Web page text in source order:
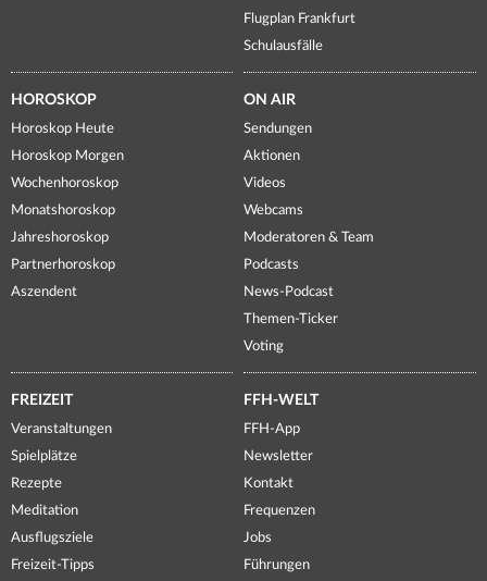
Flugplan Frankfurt
Schulausfälle
HOROSKOP
Horoskop Heute
Horoskop Morgen
Wochenhoroskop
Monatshoroskop
Jahreshoroskop
Partnerhoroskop
Aszendent
ON AIR
Sendungen
Aktionen
Videos
Webcams
Moderatoren & Team
Podcasts
News-Podcast
Themen-Ticker
Voting
FREIZEIT
Veranstaltungen
Spielplätze
Rezepte
Meditation
Ausflugsziele
Freizeit-Tipps
FFH-WELT
FFH-App
Newsletter
Kontakt
Frequenzen
Jobs
Führungen